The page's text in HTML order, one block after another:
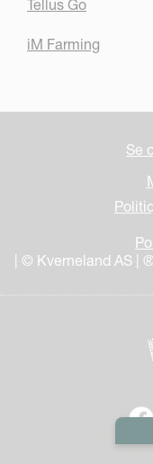
Tellus Go
iM Farming
Se
| © Kverneland AS |